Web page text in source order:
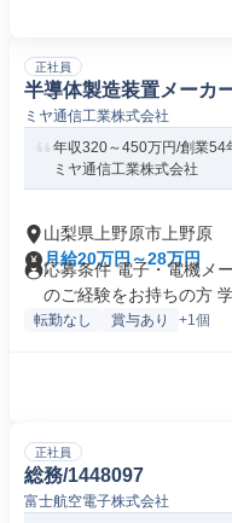
正社員
半導体製造装置メーカ
ミヤ通信工業株式会社
年収320～450万円/創業54
ミヤ通信工業株式会社
山梨県上野原市上野原
月給20万円～28万円
応募条件 電子・電機メ
のご経験をお持ちの方 学
転勤なし 賞与あり +1個
正社員
総務/1448097
富士航空電子株式会社